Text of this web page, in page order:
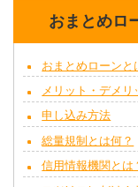
おまとめロ
おまとめローンと
メリット・デメリ
申し込み方法
総量規制とは何？
信用情報機関とは